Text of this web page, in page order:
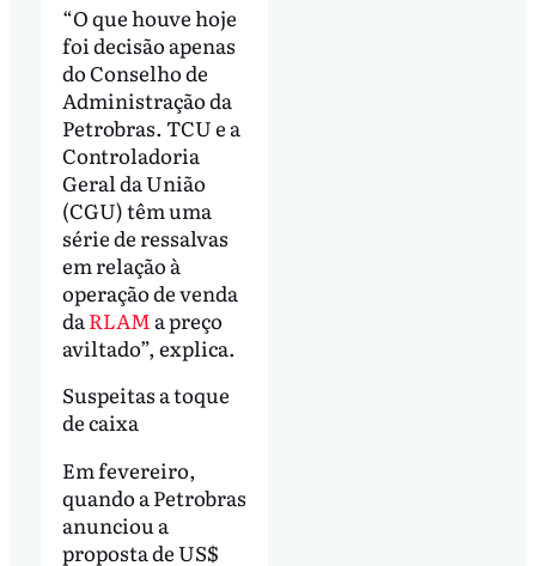
“O que houve hoje
foi decisão apenas
do Conselho de
Administração da
Petrobras. TCU e a
Controladoria
Geral da União
(CGU) têm uma
série de ressalvas
em relação à
operação de venda
da RLAM a preço
aviltado”, explica.
Suspeitas a toque
de caixa
Em fevereiro,
quando a Petrobras
anunciou a
proposta de US$